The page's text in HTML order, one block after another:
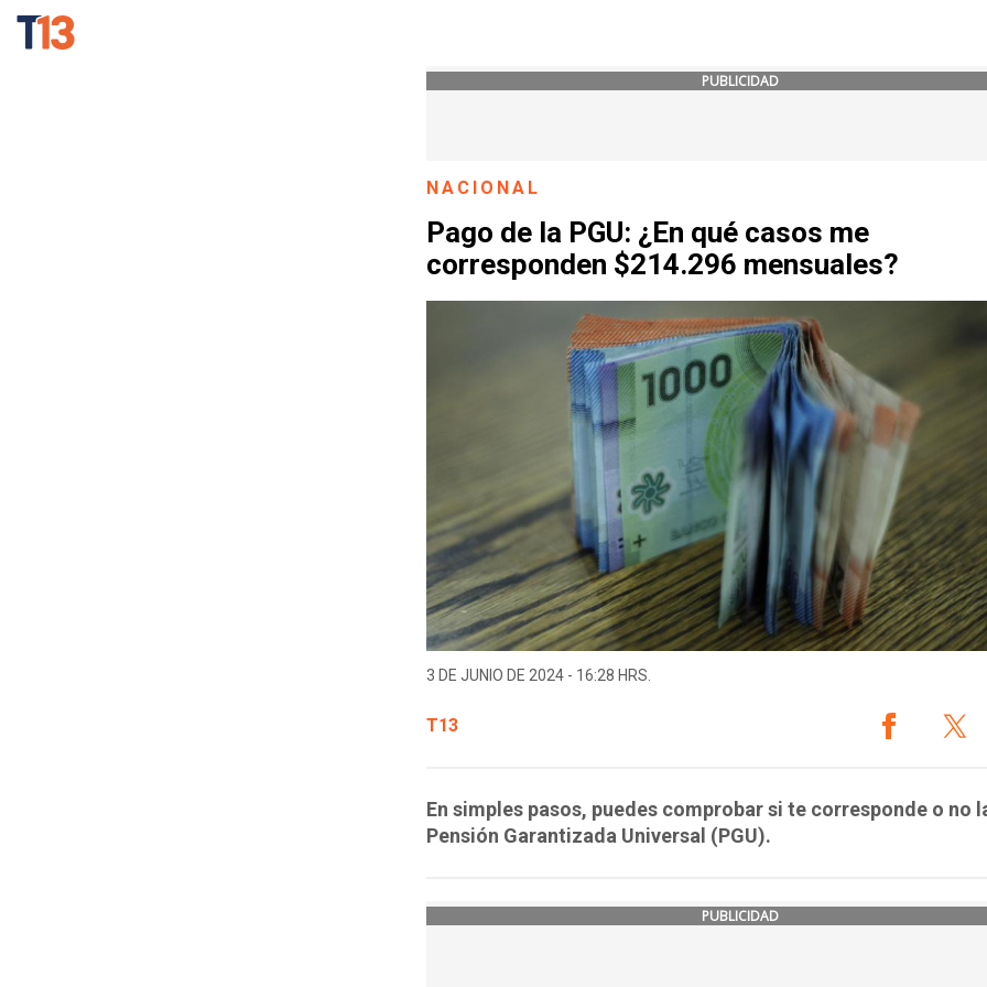
PUBLICIDAD
NACIONAL
Pago de la PGU: ¿En qué casos me
corresponden $214.296 mensuales?
3 DE JUNIO DE 2024 - 16:28 HRS.
T13
En simples pasos, puedes comprobar si te corresponde o no
Pensión Garantizada Universal (PGU).
PUBLICIDAD